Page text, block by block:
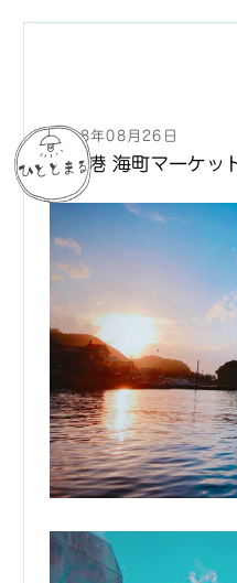
2018年08月26日
竹野港 海町マーケッ